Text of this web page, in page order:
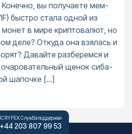
вы получаете мем-
быстро стала одной из
в мире криптовалют, но
деле? Откуда она взялась и
Давайте разберемся и
щенок сиба-
шапочке […]
ICRYPEX Служба поддержки
+44 203 807 99 53